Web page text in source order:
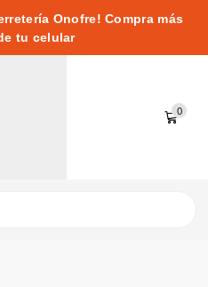
Onofre! Compra más
tu celular
0